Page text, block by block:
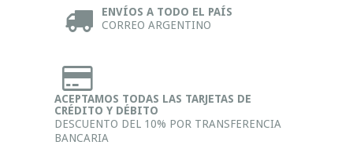
ENVÍOS A TODO EL PAÍS
CORREO ARGENTINO
ACEPTAMOS TODAS LAS TARJETAS DE
CRÉDITO Y DÉBITO
DESCUENTO DEL 10% POR TRANSFERENCIA
BANCARIA